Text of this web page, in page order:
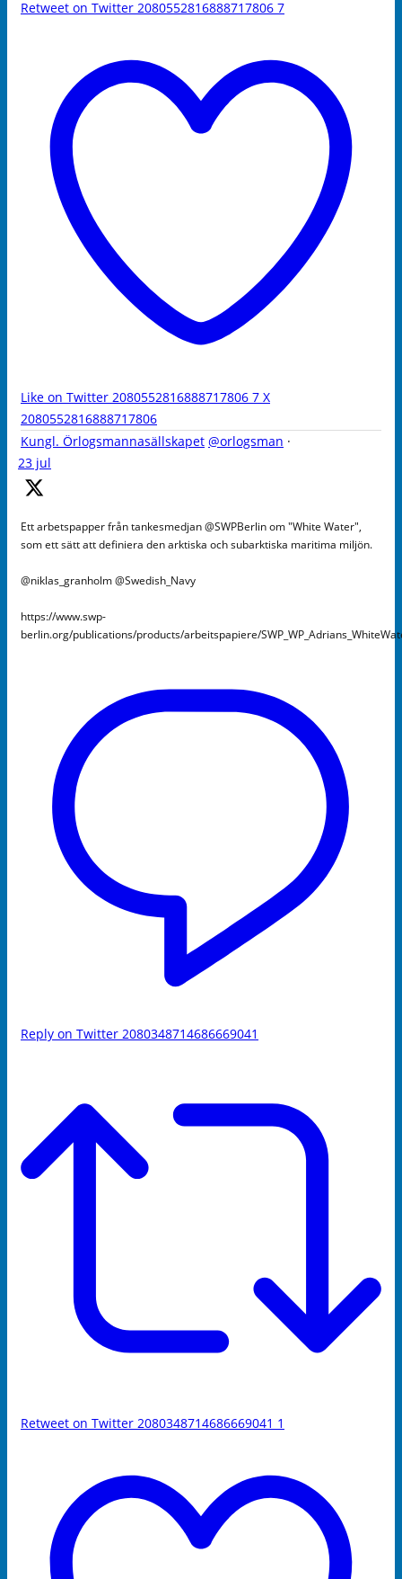
Retweet on Twitter 2080552816888717806 7
Like on Twitter 2080552816888717806 7 X
2080552816888717806
Kungl. Örlogsmannasällskapet @orlogsman ·
23 jul
Ett arbetspapper från tankesmedjan @SWPBerlin om "White Water",
som ett sätt att definiera den arktiska och subarktiska maritima miljön.
@niklas_granholm @Swedish_Navy
https://www.swp-
berlin.org/publications/products/arbeitspapiere/
Reply on Twitter 2080348714686669041
Retweet on Twitter 2080348714686669041 1